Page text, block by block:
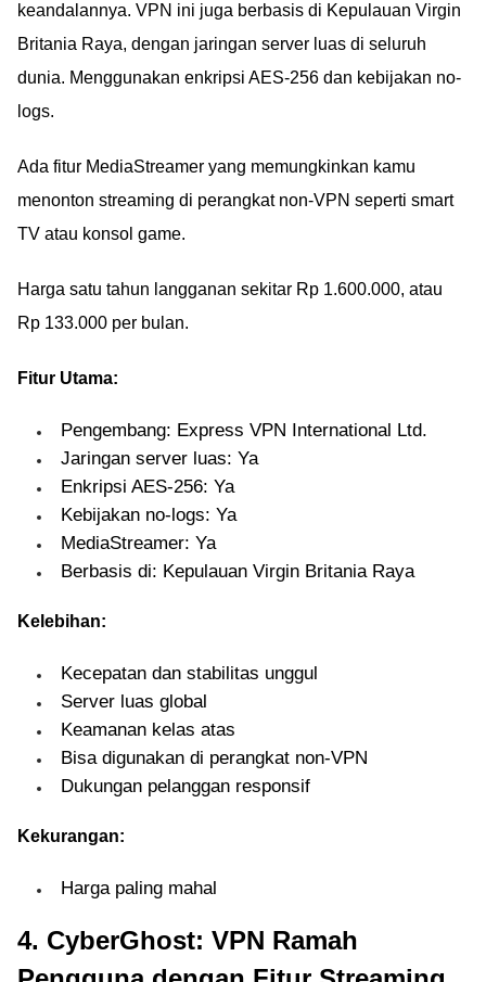
keandalannya. VPN ini juga berbasis di Kepulauan Virgin
Britania Raya, dengan jaringan server luas di seluruh
dunia. Menggunakan enkripsi AES-256 dan kebijakan no-
logs.
Ada fitur MediaStreamer yang memungkinkan kamu
menonton streaming di perangkat non-VPN seperti smart
TV atau konsol game.
Harga satu tahun langganan sekitar Rp 1.600.000, atau
Rp 133.000 per bulan.
Fitur Utama:
Pengembang: Express VPN International Ltd.
Jaringan server luas: Ya
Enkripsi AES-256: Ya
Kebijakan no-logs: Ya
MediaStreamer: Ya
Berbasis di: Kepulauan Virgin Britania Raya
Kelebihan:
Kecepatan dan stabilitas unggul
Server luas global
Keamanan kelas atas
Bisa digunakan di perangkat non-VPN
Dukungan pelanggan responsif
Kekurangan:
Harga paling mahal
4. CyberGhost: VPN Ramah